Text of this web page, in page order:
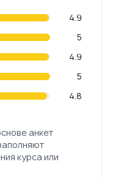
4.9
5
4.9
5
4.8
анкет
курса или